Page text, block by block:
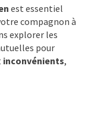
est essentiel
compagnon à
explorer les
pour
inconvénients,